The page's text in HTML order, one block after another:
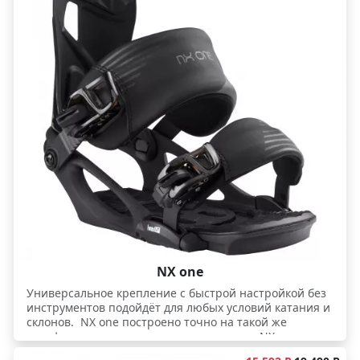
фиксатор наверх до конца, либо же настроить его в
промежуточном положении, получив нужный
уровень жёсткости. Настройка осуществляется
быстро и без инструментов. В самом нижнем
положении фиксатора получаются более мягкие
трюковые крепления, а в самом верхнем - более
жёсткие крепления для хорошего контроля при
скоростном катании. Высокому контролю
способствует и мощная база креплений с
содержанием стекловолокна 45%. Ваши ноги
порадуют виброгасящие проставки Silicon Dampening
и Dampifleх EVA, обжимающие базу креплений сверху
и снизу, а также широкие регулируемые стрэпы Auto
Open Total. Крепления подойдут райдерам с хорошим
уровнем катания. Тем, кто катается в самых
различных условиях и требователен к своему
NX one
Универсальное крепление с быстрой настройкой без
инструментов подойдёт для любых условий катания и
склонов. NX one построено точно на такой же
платформе, как и старшие модели серии NX, так что,
не смотря на бюджетное исполнение, крепление